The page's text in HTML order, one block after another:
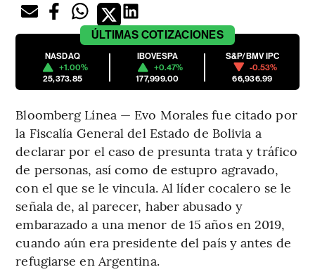
ÚLTIMAS COTIZACIONES
NASDAQ
+1.00%
25,373.85
IBOVESPA
+0.47%
177,999.00
S&P/BMV IPC
-0.53%
66,936.99
Bloomberg Línea — Evo Morales fue citado por
la Fiscalía General del Estado de Bolivia a
declarar por el caso de presunta trata y tráfico
de personas, así como de estupro agravado,
con el que se le vincula. Al líder cocalero se le
señala de, al parecer, haber abusado y
embarazado a una menor de 15 años en 2019,
cuando aún era presidente del país y antes de
refugiarse en Argentina.